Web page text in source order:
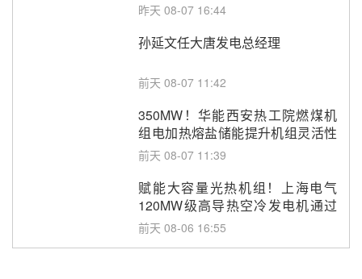
昨天 08-07 16:44
孙延文任大唐发电总经理
前天 08-07 11:42
350MW！华能西安热工院燃煤机
组电加热熔盐储能提升机组灵活性
改造项目初步设计第三方评审服务
前天 08-07 11:39
赋能大容量光热机组！上海电气
120MW级高导热空冷发电机通过
型式试验
前天 08-06 16:55